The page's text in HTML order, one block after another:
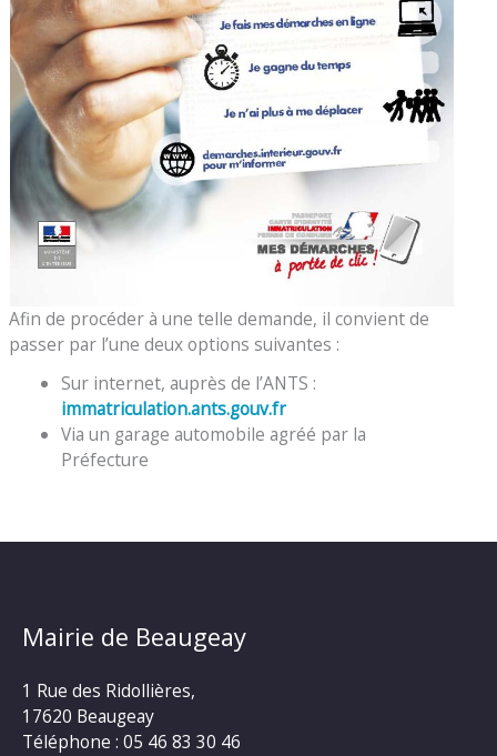
Afin de procéder à une telle demande, il convient de
passer par l’une deux options suivantes :
Sur internet, auprès de l’ANTS :
immatriculation.ants.gouv.fr
Via un garage automobile agréé par la
Préfecture
Mairie de Beaugeay
1 Rue des Ridollières,
17620 Beaugeay
Téléphone : 05 46 83 30 46